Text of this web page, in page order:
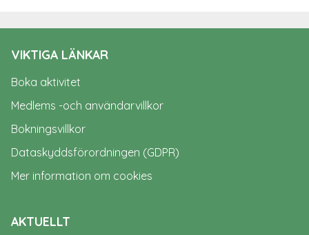
VIKTIGA LÄNKAR
Boka aktivitet
Medlems -och användarvillkor
Bokningsvillkor
Dataskyddsförordningen (GDPR)
Mer information om cookies
AKTUELLT